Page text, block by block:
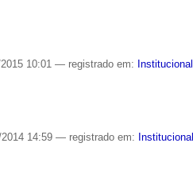
2015 10:01— registrado em: Institucional
2014 14:59— registrado em: Institucional